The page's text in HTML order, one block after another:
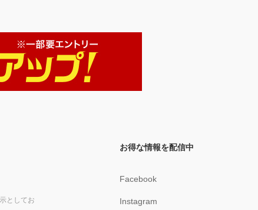
としてお
お得な情報を配信中
Facebook
Instagram